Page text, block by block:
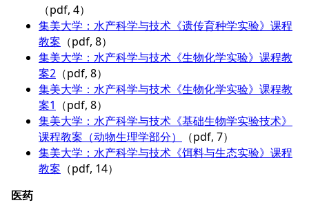
（pdf, 4）
集美大学：水产科学与技术《遗传育种学实验》课程
教案 （pdf, 8）
集美大学：水产科学与技术《生物化学实验》课程教
案2 （pdf, 8）
集美大学：水产科学与技术《生物化学实验》课程教
案1 （pdf, 8）
集美大学：水产科学与技术《基础生物学实验技术》
课程教案（动物生理学部分）
（pdf, 7）
集美大学：水产科学与技术《饵料与生态实验》课程
教案 （pdf, 14）
医药